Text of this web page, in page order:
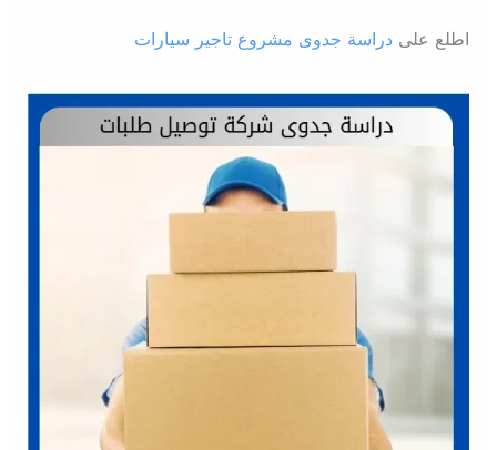
اطلع على دراسة جدوى مشروع تاجير سيارات